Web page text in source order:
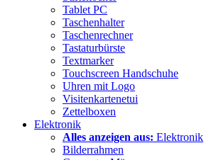
Tablet PC
Taschenhalter
Taschenrechner
Tastaturbürste
Textmarker
Touchscreen Handschuhe
Uhren mit Logo
Visitenkartenetui
Zettelboxen
Elektronik
Alles anzeigen aus: Elektronik
Bilderrahmen